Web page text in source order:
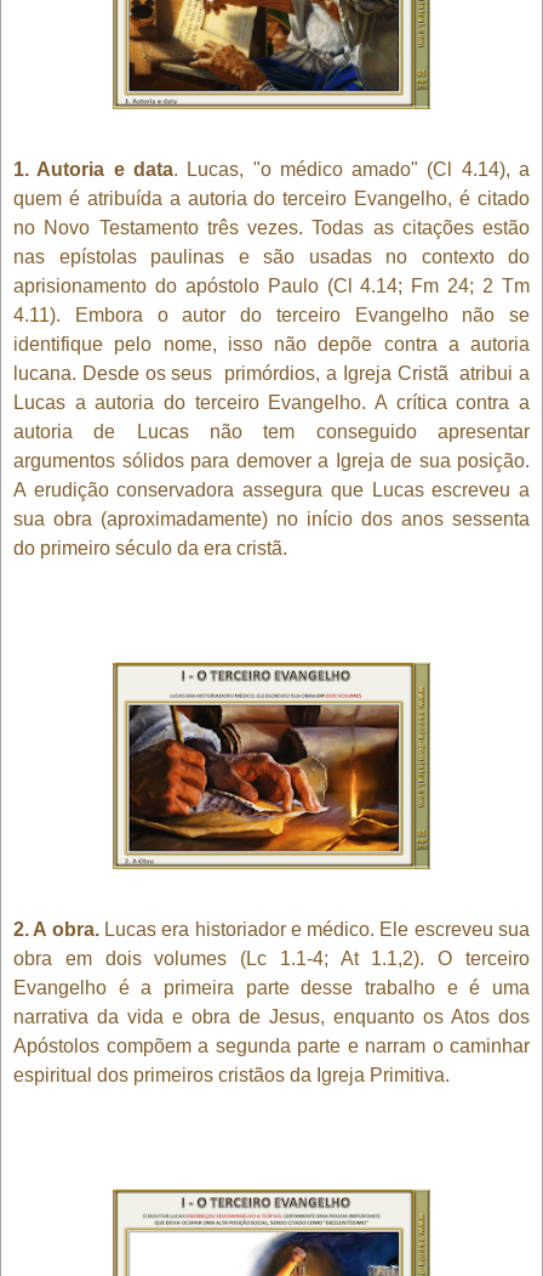
1. Autoria e data. Lucas, "o médico amado" (Cl 4.14), a
quem é atribuída a autoria do terceiro Evangelho, é citado
no Novo Testamento três vezes. Todas as citações estão
nas epístolas paulinas e são usadas no contexto do
aprisionamento do apóstolo Paulo (Cl 4.14; Fm 24; 2 Tm
4.11). Embora o autor do terceiro Evangelho não se
identifique pelo nome, isso não depõe contra a autoria
lucana. Desde os seus primórdios, a Igreja Cristã atribui a
Lucas a autoria do terceiro Evangelho. A crítica contra a
autoria de Lucas não tem conseguido apresentar
argumentos sólidos para demover a Igreja de sua posição.
A erudição conservadora assegura que Lucas escreveu a
sua obra (aproximadamente) no início dos anos sessenta
do primeiro século da era cristã.
2. A obra. Lucas era historiador e médico. Ele escreveu sua
obra em dois volumes (Lc 1.1-4; At 1.1,2). O terceiro
Evangelho é a primeira parte desse trabalho e é uma
narrativa da vida e obra de Jesus, enquanto os Atos dos
Apóstolos compõem a segunda parte e narram o caminhar
espiritual dos primeiros cristãos da Igreja Primitiva.